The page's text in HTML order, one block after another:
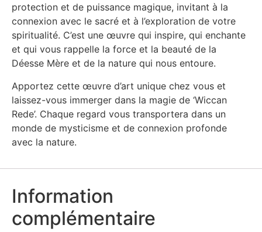
protection et de puissance magique, invitant à la
connexion avec le sacré et à l’exploration de votre
spiritualité. C’est une œuvre qui inspire, qui enchante
et qui vous rappelle la force et la beauté de la
Déesse Mère et de la nature qui nous entoure.
Apportez cette œuvre d’art unique chez vous et
laissez-vous immerger dans la magie de ‘Wiccan
Rede’. Chaque regard vous transportera dans un
monde de mysticisme et de connexion profonde
avec la nature.
Information
complémentaire